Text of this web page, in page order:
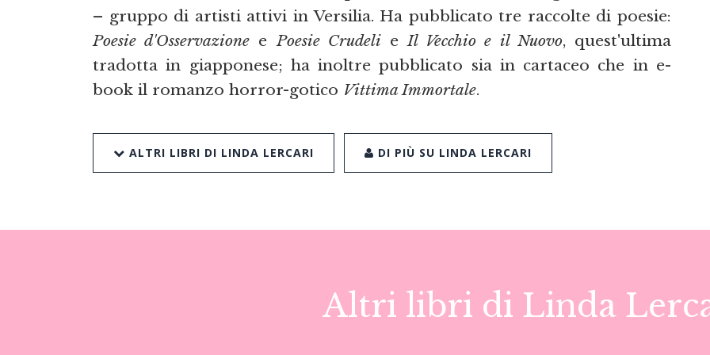
– gruppo di artisti attivi in Versilia. Ha pubblicato tre raccolte di poesie:
Poesie d'Osservazione ePoesie CrudelieIl Vecchio e il Nuovo, quest'ultima
tradotta in giapponese; ha inoltre pubblicato sia in cartaceo che in e-
book il romanzo horror-gotico Vittima Immortale.
ALTRI LIBRI DI LINDA LERCARI DI PIÙ SU LINDA LERCARI
Altri libri di Linda